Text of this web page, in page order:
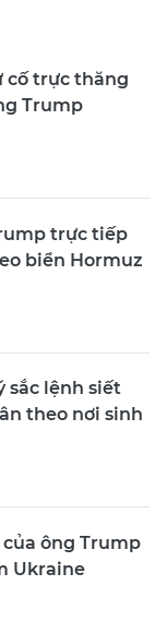
cố trực thăng
Trump
trực tiếp
biển Hormuz
sắc lệnh siết
theo nơi sinh
ông Trump
Ukraine